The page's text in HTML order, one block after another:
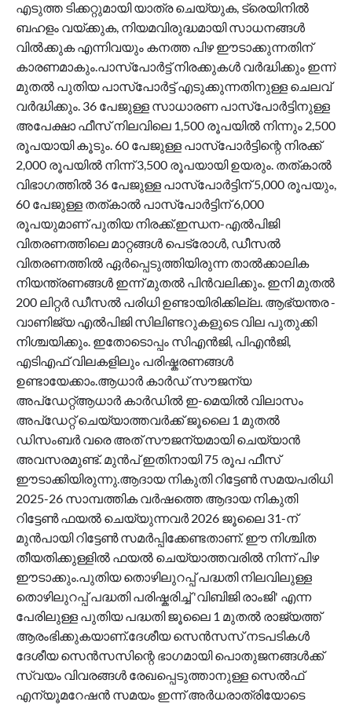
എടുത്ത ടിക്കറ്റുമായി യാത്ര ചെയ്യുക, ട്രെയിനിൽ
ബഹളം വയ്ക്കുക, നിയമവിരുദ്ധമായി സാധനങ്ങൾ
വിൽക്കുക എന്നിവയും കനത്ത പിഴ ഈടാക്കുന്നതിന്
കാരണമാകും.പാസ്‌പോർട്ട് നിരക്കുകൾ വർദ്ധിക്കും ഇന്ന്
മുതൽ പുതിയ പാസ്‌പോർട്ട് എടുക്കുന്നതിനുള്ള ചെലവ്
വർദ്ധിക്കും. 36 പേജുള്ള സാധാരണ പാസ്‌പോർട്ടിനുള്ള
അപേക്ഷാ ഫീസ് നിലവിലെ 1,500 രൂപയിൽ നിന്നും 2,500
രൂപയായി കൂടും. 60 പേജുള്ള പാസ്‌പോർട്ടിന്റെ നിരക്ക്
2,000 രൂപയിൽ നിന്ന് 3,500 രൂപയായി ഉയരും. തത്കാൽ
വിഭാഗത്തിൽ 36 പേജുള്ള പാസ്‌പോർട്ടിന് 5,000 രൂപയും,
60 പേജുള്ള തത്കാൽ പാസ്‌പോർട്ടിന് 6,000
രൂപയുമാണ് പുതിയ നിരക്ക്.ഇന്ധന-എൽപിജി
വിതരണത്തിലെ മാറ്റങ്ങൾ പെട്രോൾ, ഡീസൽ
വിതരണത്തിൽ ഏർപ്പെടുത്തിയിരുന്ന താൽക്കാലിക
നിയന്ത്രണങ്ങൾ ഇന്ന് മുതൽ പിൻവലിക്കും. ഇനി മുതൽ
200 ലിറ്റർ ഡീസൽ പരിധി ഉണ്ടായിരിക്കില്ല. ആഭ്യന്തര -
വാണിജ്യ എൽപിജി സിലിണ്ടറുകളുടെ വില പുതുക്കി
നിശ്ചയിക്കും. ഇതോടൊപ്പം സിഎൻജി, പിഎൻജി,
എടിഎഫ് വിലകളിലും പരിഷ്കരണങ്ങൾ
ഉണ്ടായേക്കാം.ആധാർ കാർഡ് സൗജന്യ
അപ്‌ഡേറ്റ്ആധാർ കാർഡിൽ ഇ-മെയിൽ വിലാസം
അപ്‌ഡേറ്റ് ചെയ്യാത്തവർക്ക് ജൂലൈ 1 മുതൽ
ഡിസംബർ വരെ അത് സൗജന്യമായി ചെയ്യാൻ
അവസരമുണ്ട്. മുൻപ് ഇതിനായി 75 രൂപ ഫീസ്
ഈടാക്കിയിരുന്നു.ആദായ നികുതി റിട്ടേൺ സമയപരിധി
2025-26 സാമ്പത്തിക വർഷത്തെ ആദായ നികുതി
റിട്ടേൺ ഫയൽ ചെയ്യുന്നവർ 2026 ജൂലൈ 31-ന്
മുൻപായി റിട്ടേൺ സമർപ്പിക്കേണ്ടതാണ്. ഈ നിശ്ചിത
തീയതിക്കുള്ളിൽ ഫയൽ ചെയ്യാത്തവരിൽ നിന്ന് പിഴ
ഈടാക്കും.പുതിയ തൊഴിലുറപ്പ് പദ്ധതി നിലവിലുള്ള
തൊഴിലുറപ്പ് പദ്ധതി പരിഷ്കരിച്ച് 'വിബിജി രാംജി' എന്ന
പേരിലുള്ള പുതിയ പദ്ധതി ജൂലൈ 1 മുതൽ രാജ്യത്ത്
ആരംഭിക്കുകയാണ്.ദേശീയ സെൻസസ് നടപടികൾ
ദേശീയ സെൻസസിന്റെ ഭാഗമായി പൊതുജനങ്ങൾക്ക്
സ്വയം വിവരങ്ങൾ രേഖപ്പെടുത്താനുള്ള സെൽഫ്
എന്യൂമറേഷൻ സമയം ഇന്ന് അർധരാത്രിയോടെ